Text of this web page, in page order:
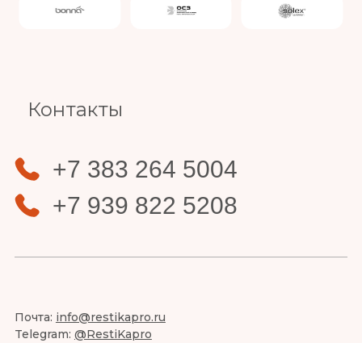
Контакты
+7 383 264 5004
+7 939 822 5208
Почта: info@restikapro.ru
Telegram: @RestiKapro